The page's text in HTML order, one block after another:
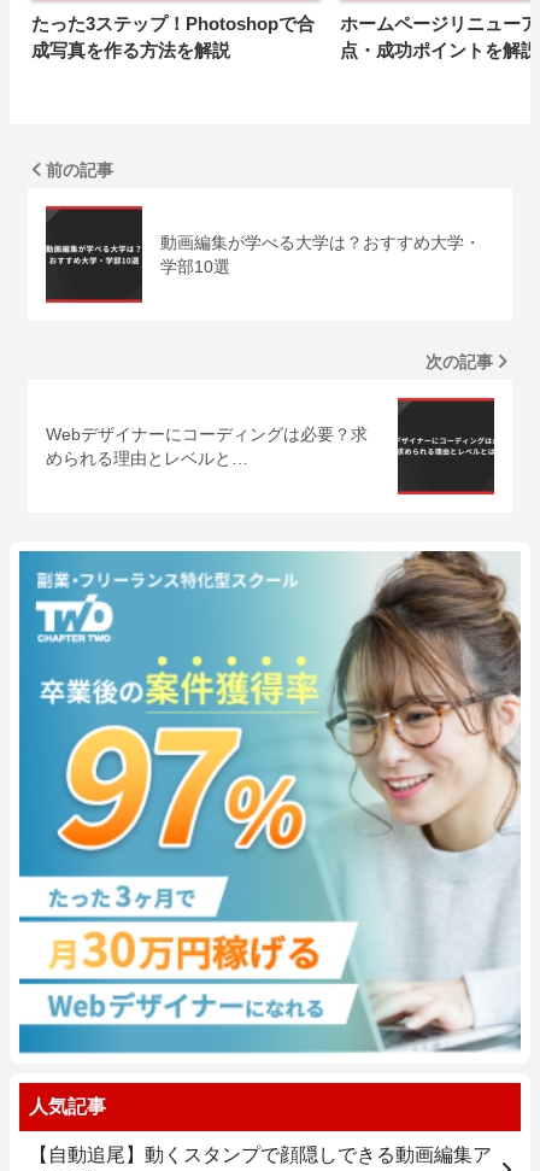
たった3ステップ！Photoshopで合
成写真を作る方法を解説
ホームページリニュー
点・成功ポイントを解
前の記事
動画編集が学べる大学は？おすすめ大学・
学部10選
次の記事
Webデザイナーにコーディングは必要？求
められる理由とレベルと…
人気記事
【自動追尾】動くスタンプで顔隠しできる動画編集ア